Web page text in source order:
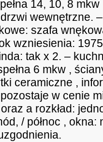
14, 10, 8 mkw
wewnętrzne.
szafa
wzniesienia: 1975
tak x 2. –
6 mkw ,
ceramiczne ,
w cenie
a rozkład:
/ północ , okna: